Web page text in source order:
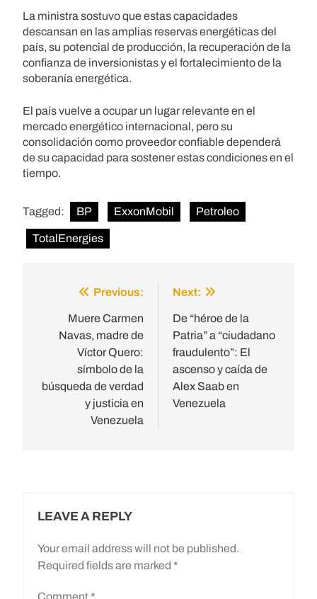
La ministra sostuvo que estas capacidades
descansan en las amplias reservas energéticas del
país, su potencial de producción, la recuperación de la
confianza de inversionistas y el fortalecimiento de la
soberanía energética.
El país vuelve a ocupar un lugar relevante en el
mercado energético internacional, pero su
consolidación como proveedor confiable dependerá
de su capacidad para sostener estas condiciones en el
tiempo.
Tagged: BP ExxonMobil Petroleo
TotalEnergies
navigation
Previous:
Muere Carmen
Navas, madre de
Víctor Quero:
símbolo de la
búsqueda de verdad
y justicia en
Venezuela
Next:
De “héroe de la
Patria” a “ciudadano
fraudulento”: El
ascenso y caída de
Alex Saab en
Venezuela
LEAVE A REPLY
Your email address will not be published.
Required fields are marked *
Comment *